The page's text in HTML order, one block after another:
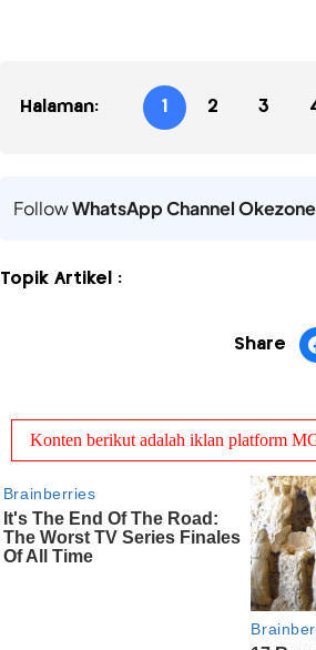
Halaman: 1 2 3
FollowWhatsApp Channel Okezone
Topik Artikel :
Share